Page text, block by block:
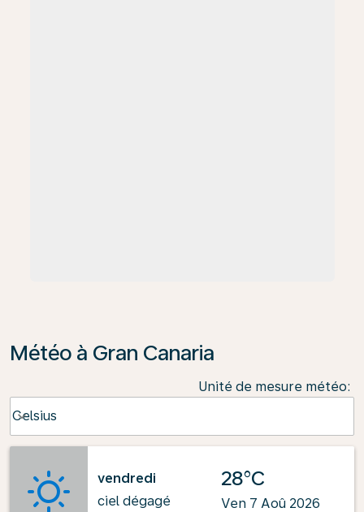
Météo à Gran Canaria
Unité de mesure météo:
Celsius
keyboard_arrow_down
vendredi
ciel dégagé
28°C
Ven 7 Aoû 2026